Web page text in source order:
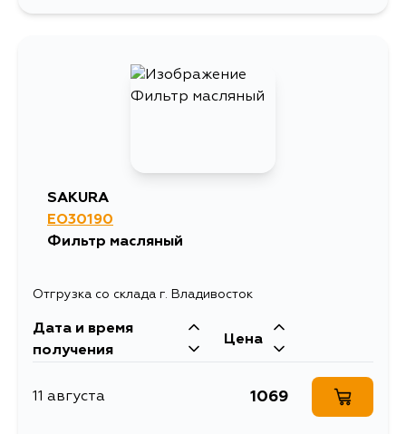
SAKURA
EO30190
Фильтр масляный
Отгрузка со склада г. Владивосток
Дата и время
получения
Цена
11 августа 1069